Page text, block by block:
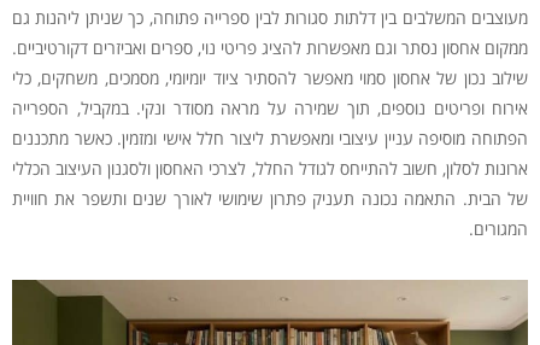
מעוצבים המשלבים בין דלתות סגורות לבין ספרייה פתוחה, כך שניתן ליהנות גם
ממקום אחסון נסתר וגם מאפשרות להציג פריטי נוי, ספרים ואביזרים דקורטיביים.
שילוב נכון של אחסון סמוי מאפשר להסתיר ציוד יומיומי, מסמכים, משחקים, כלי
אירוח ופריטים נוספים, תוך שמירה על מראה מסודר ונקי. במקביל, הספרייה
הפתוחה מוסיפה עניין עיצובי ומאפשרת ליצור חלל אישי ומזמין. כאשר מתכננים
ארונות לסלון, חשוב להתייחס לגודל החלל, לצרכי האחסון ולסגנון העיצוב הכללי
של הבית. התאמה נכונה תעניק פתרון שימושי לאורך שנים ותשפר את חוויית
המגורים.